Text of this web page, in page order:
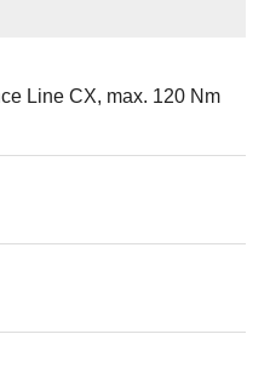
Line CX, max. 120 Nm